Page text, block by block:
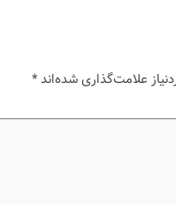
علامت‌گذاری شده‌اند*